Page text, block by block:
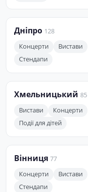
Дніпро 128
Концерти
Вистави
Стендапи
Хмельницький 85
Вистави
Концерти
Події для дітей
Вінниця 77
Концерти
Вистави
Стендапи